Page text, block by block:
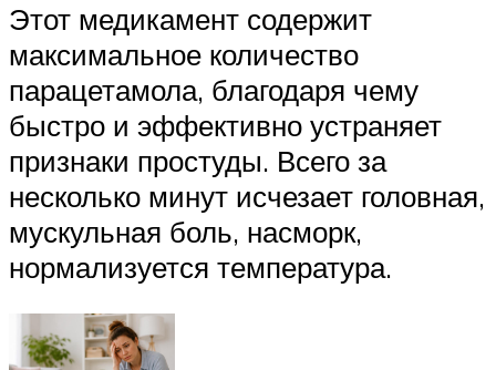
Этот медикамент содержит
максимальное количество
парацетамола, благодаря чему
быстро и эффективно устраняет
признаки простуды. Всего за
несколько минут исчезает головная,
мускульная боль, насморк,
нормализуется температура.